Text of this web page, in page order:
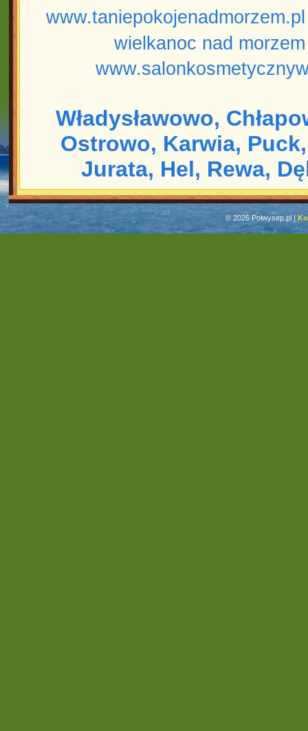
www.taniepokojenadmorzem.pl
wielkanoc nad
Władysławowo,
Ostrowo, Karwia, Puck,
Jurata, Hel, Rewa,
© 2026 Polwysep.pl |